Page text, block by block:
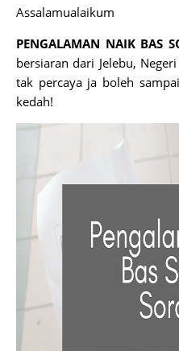
Assalamualaikum
PENGALAMAN NAIK BAS
bersiaran dari Jelebu,
tak percaya ja boleh
kedah!